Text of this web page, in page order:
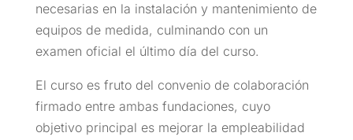
necesarias en la instalación y mantenimiento de
equipos de medida, culminando con un
examen oficial el último día del curso.
El curso es fruto del convenio de colaboración
firmado entre ambas fundaciones, cuyo
objetivo principal es mejorar la empleabilidad